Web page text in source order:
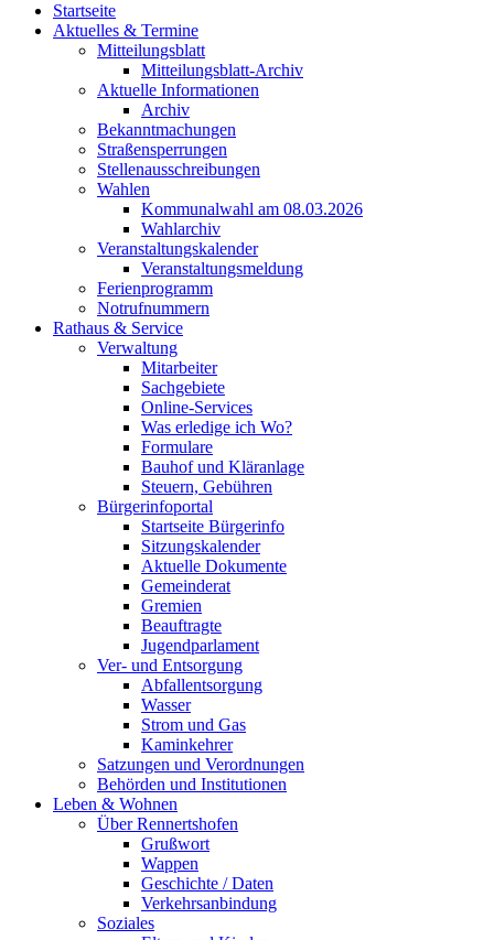
Startseite
Aktuelles & Termine
Mitteilungsblatt
Mitteilungsblatt-Archiv
Aktuelle Informationen
Archiv
Bekanntmachungen
Straßensperrungen
Stellenausschreibungen
Wahlen
Kommunalwahl am 08.03.2026
Wahlarchiv
Veranstaltungskalender
Veranstaltungsmeldung
Ferienprogramm
Notrufnummern
Rathaus & Service
Verwaltung
Mitarbeiter
Sachgebiete
Online-Services
Was erledige ich Wo?
Formulare
Bauhof und Kläranlage
Steuern, Gebühren
Bürgerinfoportal
Startseite Bürgerinfo
Sitzungskalender
Aktuelle Dokumente
Gemeinderat
Gremien
Beauftragte
Jugendparlament
Ver- und Entsorgung
Abfallentsorgung
Wasser
Strom und Gas
Kaminkehrer
Satzungen und Verordnungen
Behörden und Institutionen
Leben & Wohnen
Über Rennertshofen
Grußwort
Wappen
Geschichte / Daten
Verkehrsanbindung
Soziales